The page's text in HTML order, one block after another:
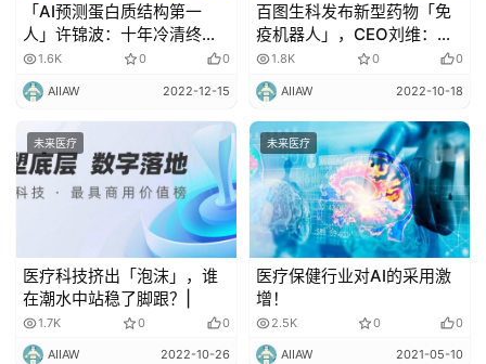
「AI预测蛋白质结构第一
人」许锦波：十年冷清终不
渝，一个计算生物学的拓荒
者
1.6K 0 0
AIIAW 2022-12-15
百图生科发布新型药物「免
疫机器人」，CEO刘维：制
药不是零和游戏
1.8K 0 0
AIIAW 2022-10-18
未来医疗
医疗科技挤出「泡沫」，谁
在潮水中站稳了脚跟？|
1.7K 0 0
AIIAW 2022-10-26
未来医疗
医疗保健行业对AI的采用激
增！
2.5K 0 0
AIIAW 2021-05-10